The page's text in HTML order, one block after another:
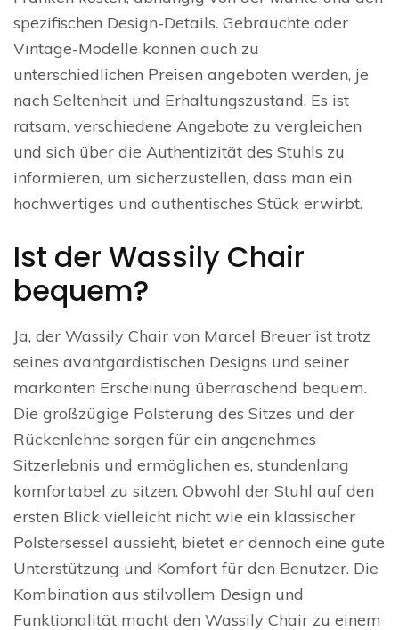
spezifischen Design-Details. Gebrauchte oder
Vintage-Modelle können auch zu
unterschiedlichen Preisen angeboten werden, je
nach Seltenheit und Erhaltungszustand. Es ist
ratsam, verschiedene Angebote zu vergleichen
und sich über die Authentizität des Stuhls zu
informieren, um sicherzustellen, dass man ein
hochwertiges und authentisches Stück erwirbt.
Ist der Wassily Chair
bequem?
Ja, der Wassily Chair von Marcel Breuer ist trotz
seines avantgardistischen Designs und seiner
markanten Erscheinung überraschend bequem.
Die großzügige Polsterung des Sitzes und der
Rückenlehne sorgen für ein angenehmes
Sitzerlebnis und ermöglichen es, stundenlang
komfortabel zu sitzen. Obwohl der Stuhl auf den
ersten Blick vielleicht nicht wie ein klassischer
Polstersessel aussieht, bietet er dennoch eine gute
Unterstützung und Komfort für den Benutzer. Die
Kombination aus stilvollem Design und
Funktionalität macht den Wassily Chair zu einem